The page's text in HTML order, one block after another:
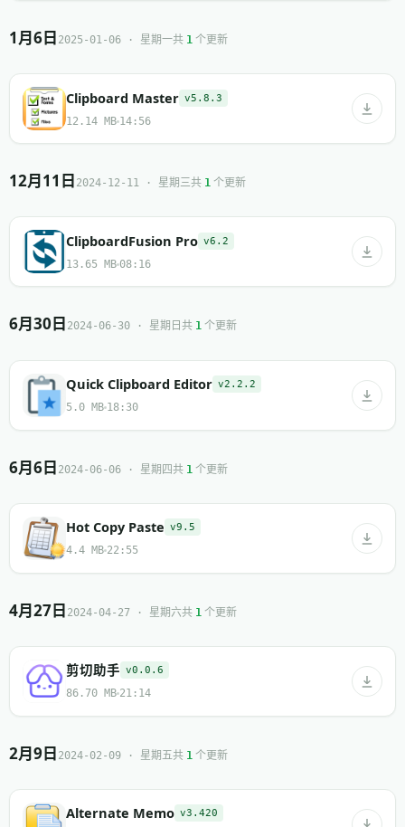
1月6日 2025-01-06 · 星期一共 1 个更新
Clipboard Master v5.8.3
12.14 MB 14:56
12月11日 2024-12-11 · 星期三共 1 个更新
ClipboardFusion Pro v6.2
13.65 MB 08:16
6月30日 2024-06-30 · 星期日 共 1 个更新
Quick Clipboard Editor v2.2.2
5.0 MB 18:30
6月6日 2024-06-06 · 星期四共 1 个更新
Hot Copy Paste v9.5
4.4 MB 22:55
4月27日 2024-04-27 · 星期六共 1 个更新
剪切助手 v0.0.6
86.70 MB 21:14
2月9日 2024-02-09 · 星期五共 1 个更新
Alternate Memo v3.420